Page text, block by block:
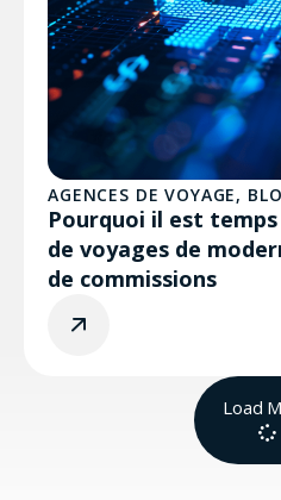
AGENCES DE VOYAGE,
Pourquoi il est
de voyages de
de commissions
Load